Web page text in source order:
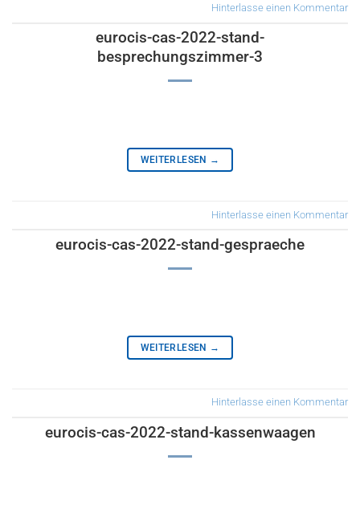
Hinterlasse einen Kommentar
eurocis-cas-2022-stand-
besprechungszimmer-3
WEITERLESEN →
Hinterlasse einen Kommentar
eurocis-cas-2022-stand-gespraeche
WEITERLESEN →
Hinterlasse einen Kommentar
eurocis-cas-2022-stand-kassenwaagen